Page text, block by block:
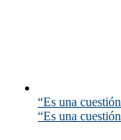
“Es una
“Es una